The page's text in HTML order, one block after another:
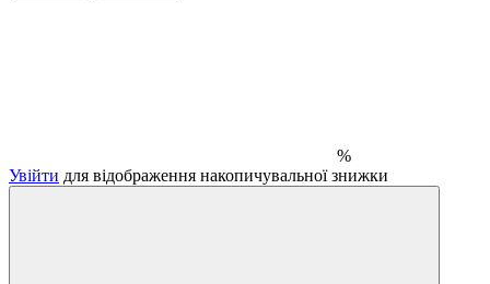
%
Увійти для відображення накопичувальної знижки